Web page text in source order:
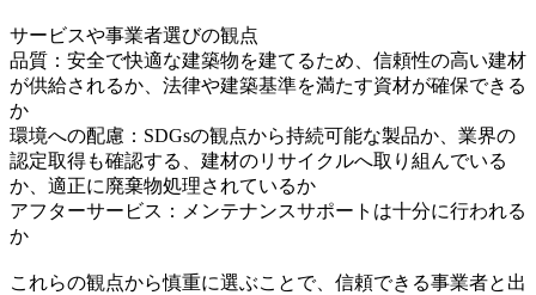
サービスや事業者選びの観点
品質：安全で快適な建築物を建てるため、信頼性の高い建材
が供給されるか、法律や建築基準を満たす資材が確保できる
か
環境への配慮：SDGsの観点から持続可能な製品か、業界の
認定取得も確認する、建材のリサイクルへ取り組んでいる
か、適正に廃棄物処理されているか
アフターサービス：メンテナンスサポートは十分に行われる
か
これらの観点から慎重に選ぶことで、信頼できる事業者と出